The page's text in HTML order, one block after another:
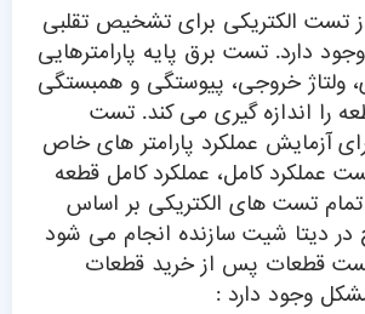
تست الکتریکی برای تشخیص تقلبی
دارد. تست برق پایه پارامترهایی
ولتاژ خروجی، پیوستگی و همبستگی
را اندازه گیری می کند. تست
آزمایش عملکرد پارامتر های خاص
عملکرد کامل، عملکرد کامل قطعه
تست های الکتریکی بر اساس
دیتا شیت سازنده انجام می شود
تست قطعات پس از خرید قطعات
وجود دارد :